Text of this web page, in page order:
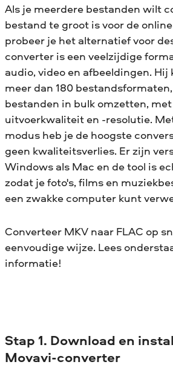
Als je meerdere bestanden wilt
bestand te groot is voor de
probeer je het alternatief voor
converter is een veelzijdige
audio, video en afbeeldingen.
meer dan 180
bestanden in bulk omzetten,
uitvoerkwaliteit en -resolutie.
modus heb je de hoogste
geen kwaliteitsverlies. Er zijn
Windows als Mac en de tool is
zodat je foto's, films en
een zwakke computer kunt
Converteer MKV naar FLAC op
eenvoudige wijze. Lees
informatie!
Stap 1. Download en
Movavi-converter